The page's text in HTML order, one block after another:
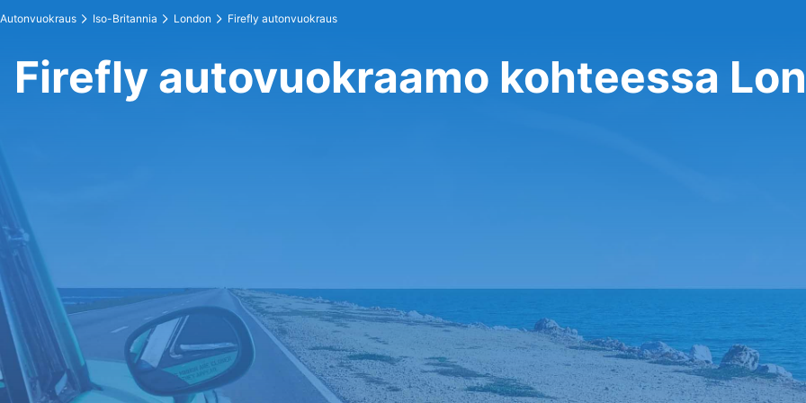
Autonvuokraus Iso-Britannia London Firefly autonvuokraus
Firefly autovuokraamo kohteessa